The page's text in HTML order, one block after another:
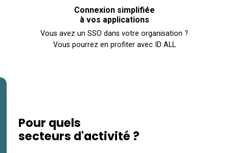
Connexion simplifiée
à vos applications
Vous avez un SSO dans votre organisation ?
Vous pourrez en profiter avec ID ALL
Pour quels
secteurs d'activité ?